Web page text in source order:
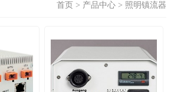
首页 > 产品中心> 照明镇流器